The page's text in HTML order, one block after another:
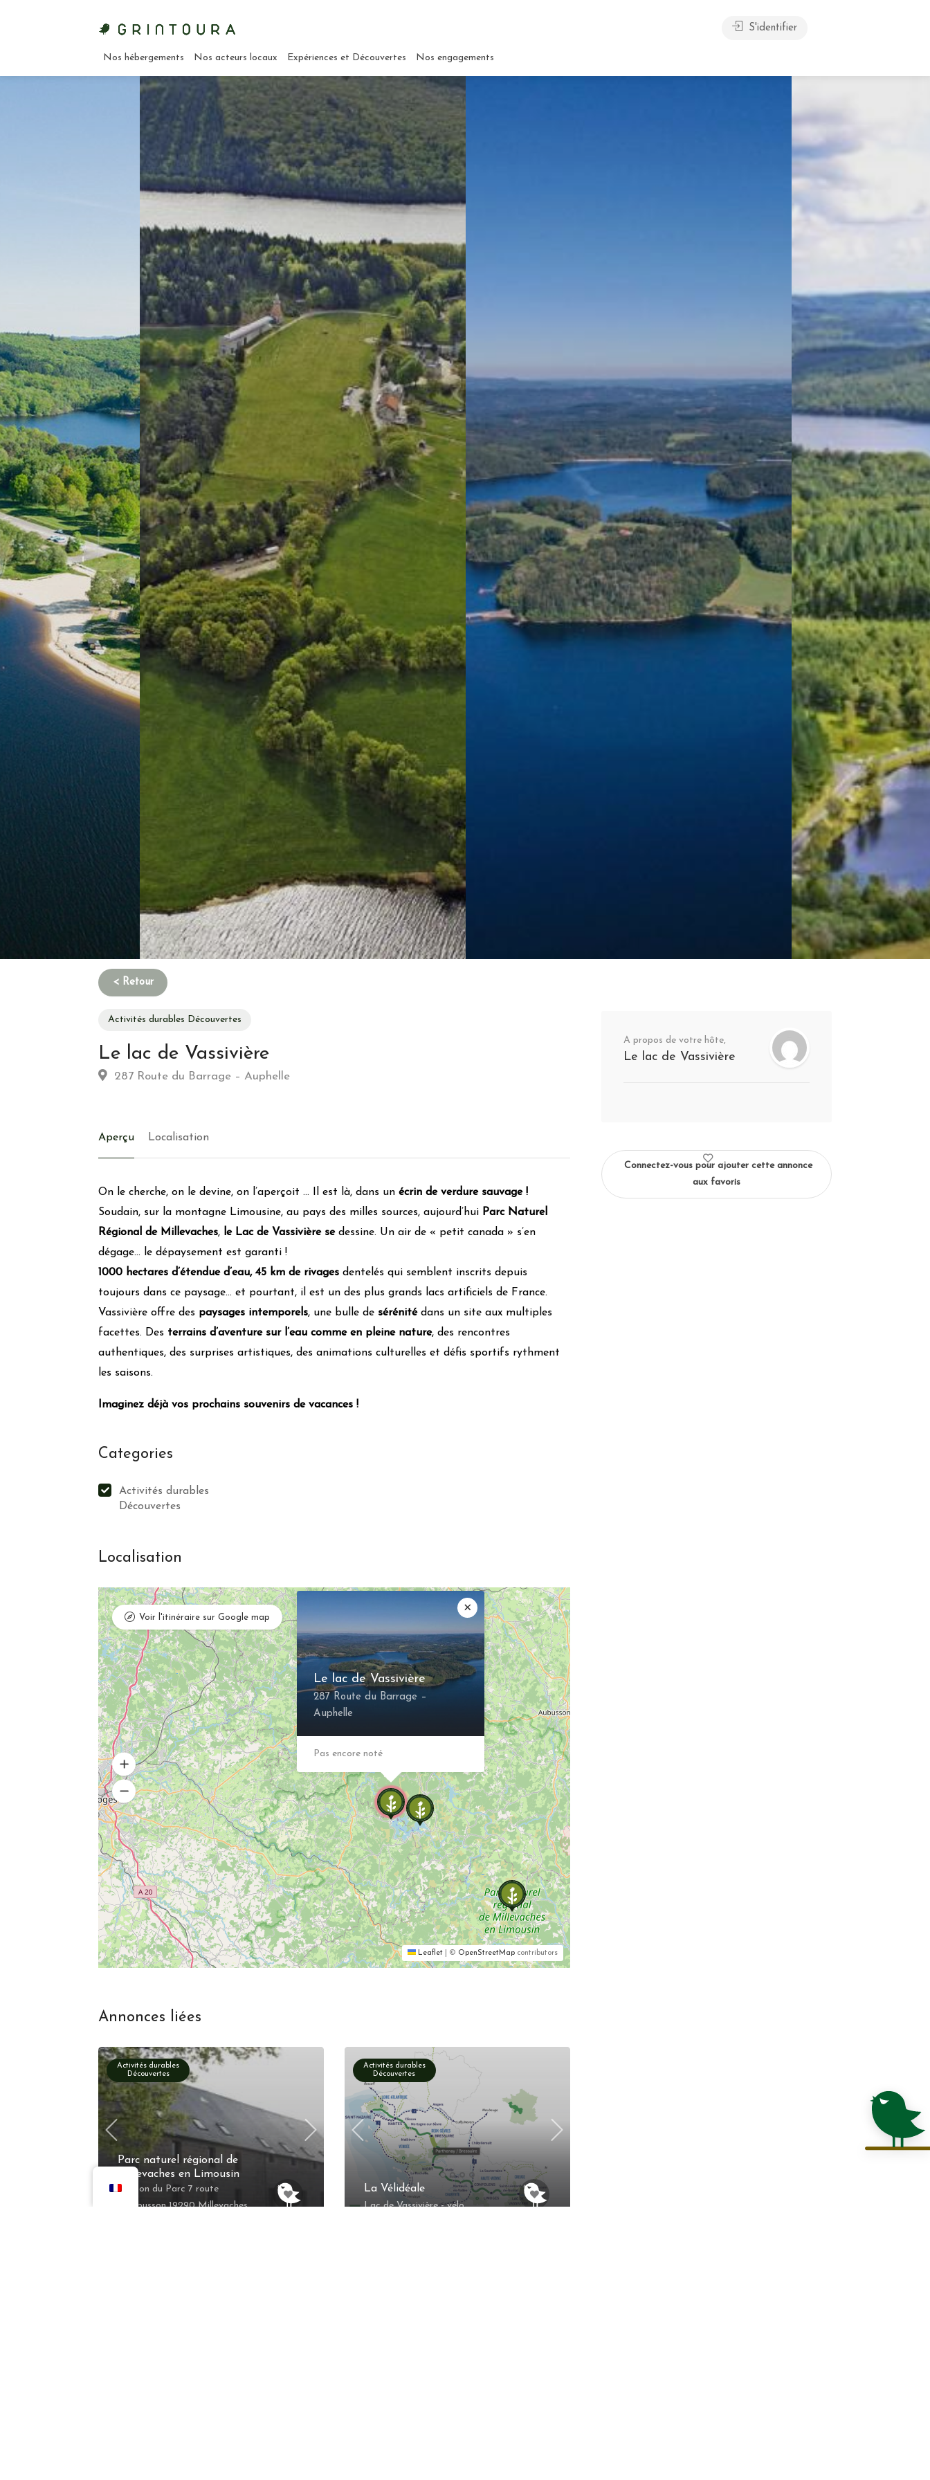
Nos hébergements Nos acteurs locaux Expériences et Découvertes Nos engagements
S'identifier
Activités durables Découvertes
Le lac de Vassivière
287 Route du Barrage – Auphelle
Aperçu Localisation
On le cherche, on le devine, on l’aperçoit … Il est là, dans un écrin de verdure sauvage !
Soudain, sur la montagne Limousine, au pays des milles sources, aujourd’hui Parc Naturel
Régional de Millevaches, le Lac de Vassivière sedessine. Un air de « petit canada » s’en
dégage… le dépaysement est garanti !
1000 hectares d’étendue d’eau, 45 km de rivages dentelés qui semblent inscrits depuis
toujours dans ce paysage… et pourtant, il est un des plus grands lacs artificiels de France.
Vassivière offre des paysages intemporels, une bulle de sérénitédans un site aux multiples
facettes. Des terrains d’aventure sur l’eau comme en pleine nature, des rencontres
authentiques, des surprises artistiques, des animations culturelles et défis sportifs rythment
les saisons.
Imaginez déjà vos prochains souvenirs de vacances !
Categories
Activités durables
Découvertes
Localisation
Le lac de Vassivière
287 Route du Barrage –
Auphelle
Pas encore noté
×
Mettre à jour
Leaflet © OpenStreetMapcontributors
Voir l'itinéraire sur Google map
Annonces liées
Activités durables
Découvertes
Parc naturel régional de
Millevaches en Limousin
Maison du Parc 7 route
d’Aubusson 19290 Millevaches
Activités durables
Découvertes
La Vélidéale
Lac de Vassivière - vélo
A propos de votre hôte,
Le lac de Vassivière
Connectez-vous pour ajouter cette annonce
aux favoris